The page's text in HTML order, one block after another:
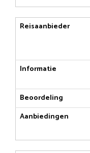
Reisaanbieder
Informatie
Beoordeling
Aanbiedingen